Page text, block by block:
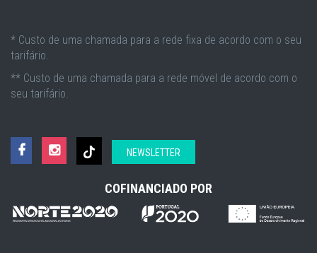
* Custo de uma chamada para a rede fixa de acordo com o seu
tarifário.
** Custo de uma chamada para a rede móvel de acordo com o
seu tarifário.
NEWSLETTER
COFINANCIADO POR